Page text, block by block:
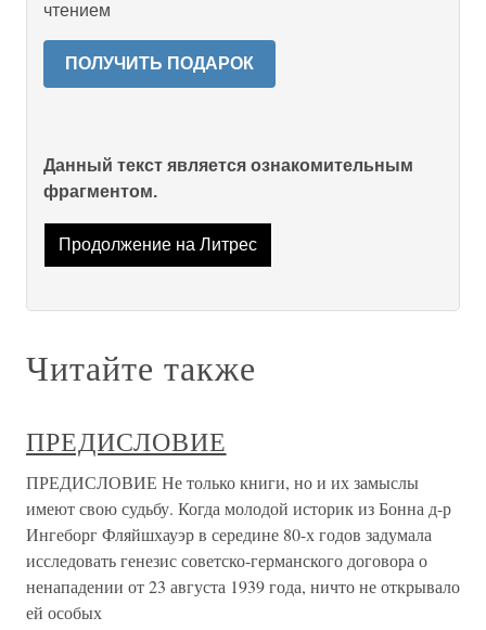
чтением
ПОЛУЧИТЬ ПОДАРОК
Данный текст является ознакомительным
фрагментом.
Продолжение на Литрес
Читайте также
ПРЕДИСЛОВИЕ
ПРЕДИСЛОВИЕ Не только книги, но и их замыслы
имеют свою судьбу. Когда моло­дой историк из Бонна д-р
Ингеборг Фляйшхауэр в середине 80-х годов задумала
исследовать генезис советско-германского договора о
ненапа­дении от 23 августа 1939 года, ничто не открывало
ей особых